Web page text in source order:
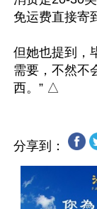
免运费直接寄
但她也提到，
需要，不然不
分享到：